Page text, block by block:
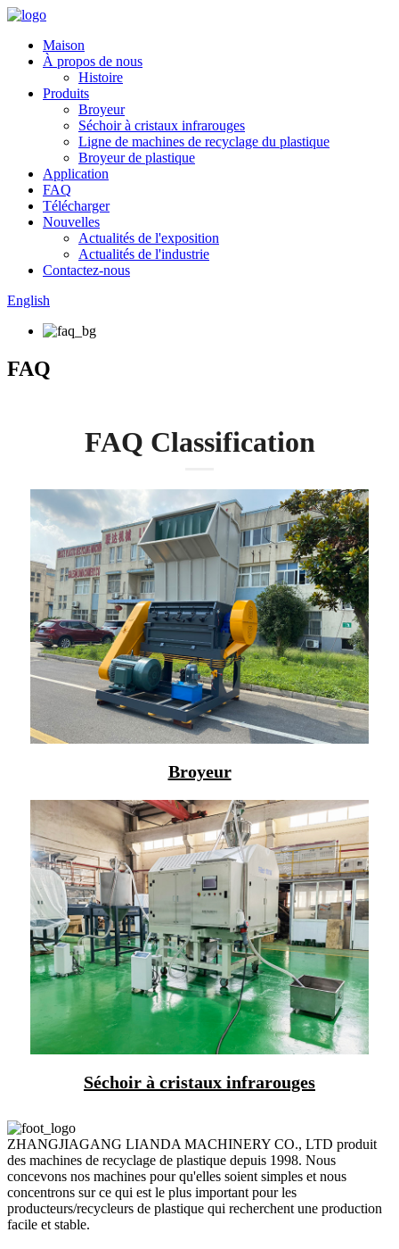
Maison
À propos de nous
Histoire
Produits
Broyeur
Séchoir à cristaux infrarouges
Ligne de machines de recyclage du plastique
Broyeur de plastique
Application
FAQ
Télécharger
Nouvelles
Actualités de l'exposition
Actualités de l'industrie
Contactez-nous
English
FAQ
FAQ Classification
Broyeur
Séchoir à cristaux infrarouges
ZHANGJIAGANG LIANDA MACHINERY CO., LTD produit
des machines de recyclage de plastique depuis 1998. Nous
concevons nos machines pour qu'elles soient simples et nous
concentrons sur ce qui est le plus important pour les
producteurs/recycleurs de plastique qui recherchent une production
facile et stable.